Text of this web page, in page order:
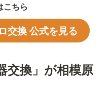
こちら
交換 公式を見る
交換」が相模原